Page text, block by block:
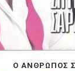
Ο ΑΝΘΡΩΠΟΣ